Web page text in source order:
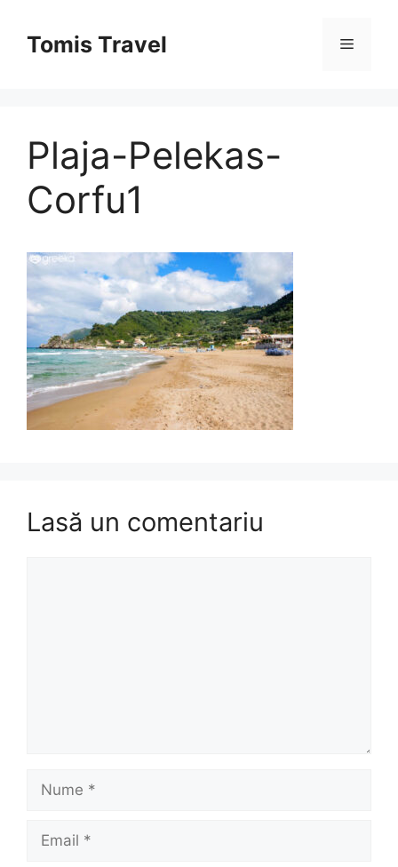
conținutTomis Travel Meniu
Plaja-Pelekas-
Corfu1
Lasă un comentariu
Nume
Email